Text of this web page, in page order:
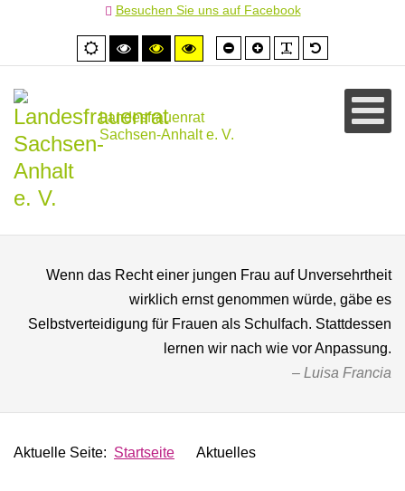
Besuchen Sie uns auf Facebook
Normale
Ansicht
Hoher
Kontrast
Hoher
Kontrast
Hoher
Kontrast
Schrift
kleiner
Schrift
größer
Landesfrauenrat
Sachsen-Anhalt e. V.
Wenn das Recht einer jungen Frau auf Unversehrtheit
wirklich ernst genommen würde, gäbe es
Selbstverteidigung für Frauen als Schulfach. Stattdessen
lernen wir nach wie vor Anpassung.
Luisa Francia
Aktuelle Seite: Startseite Aktuelles